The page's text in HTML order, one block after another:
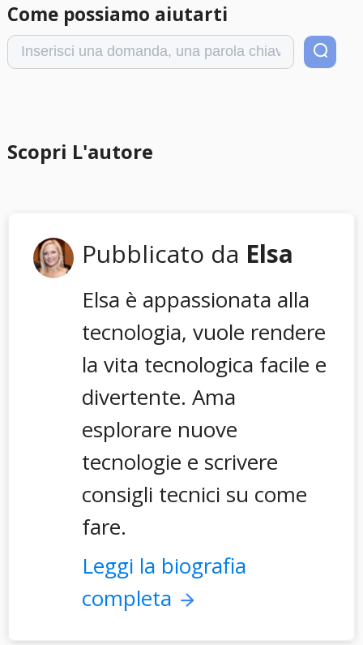
Come possiamo aiutarti
Scopri L'autore
Pubblicato da Elsa
Elsa è appassionata alla
tecnologia, vuole rendere
la vita tecnologica facile e
divertente. Ama
esplorare nuove
tecnologie e scrivere
consigli tecnici su come
fare.
Leggi la biografia
completa